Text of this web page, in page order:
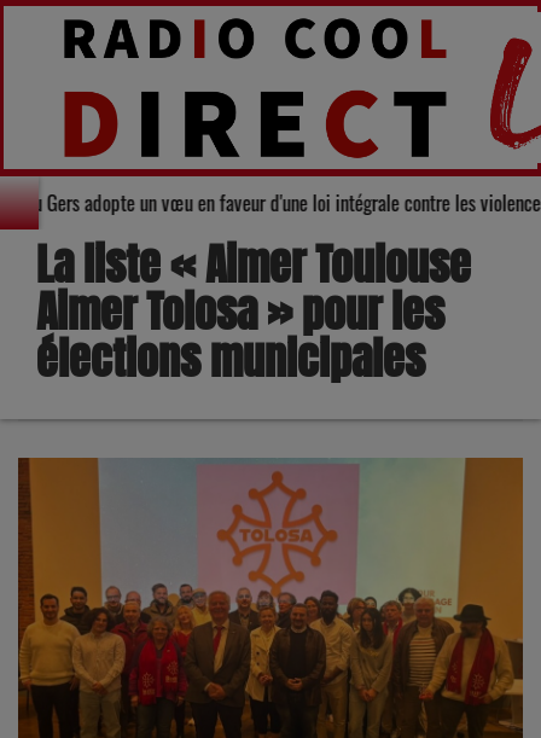
départemental du Gers adopte un vœu en faveur d'une loi intégrale
La liste « Aimer Toulouse
Aimer Tolosa » pour les
élections municipales